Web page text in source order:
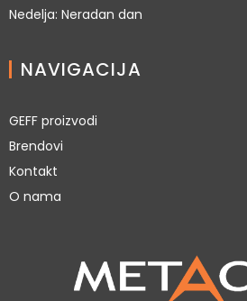
Nedelja: Neradan dan
NAVIGACIJA
GEFF proizvodi
Brendovi
Kontakt
O nama